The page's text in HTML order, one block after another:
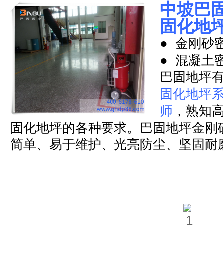
中坡巴
固化地
● 金刚砂
● 混凝土
巴固地坪
固化地坪
师 ，熟知
固化地坪的各种要求。巴固地坪金
简单、易于维护、光亮防尘、坚固